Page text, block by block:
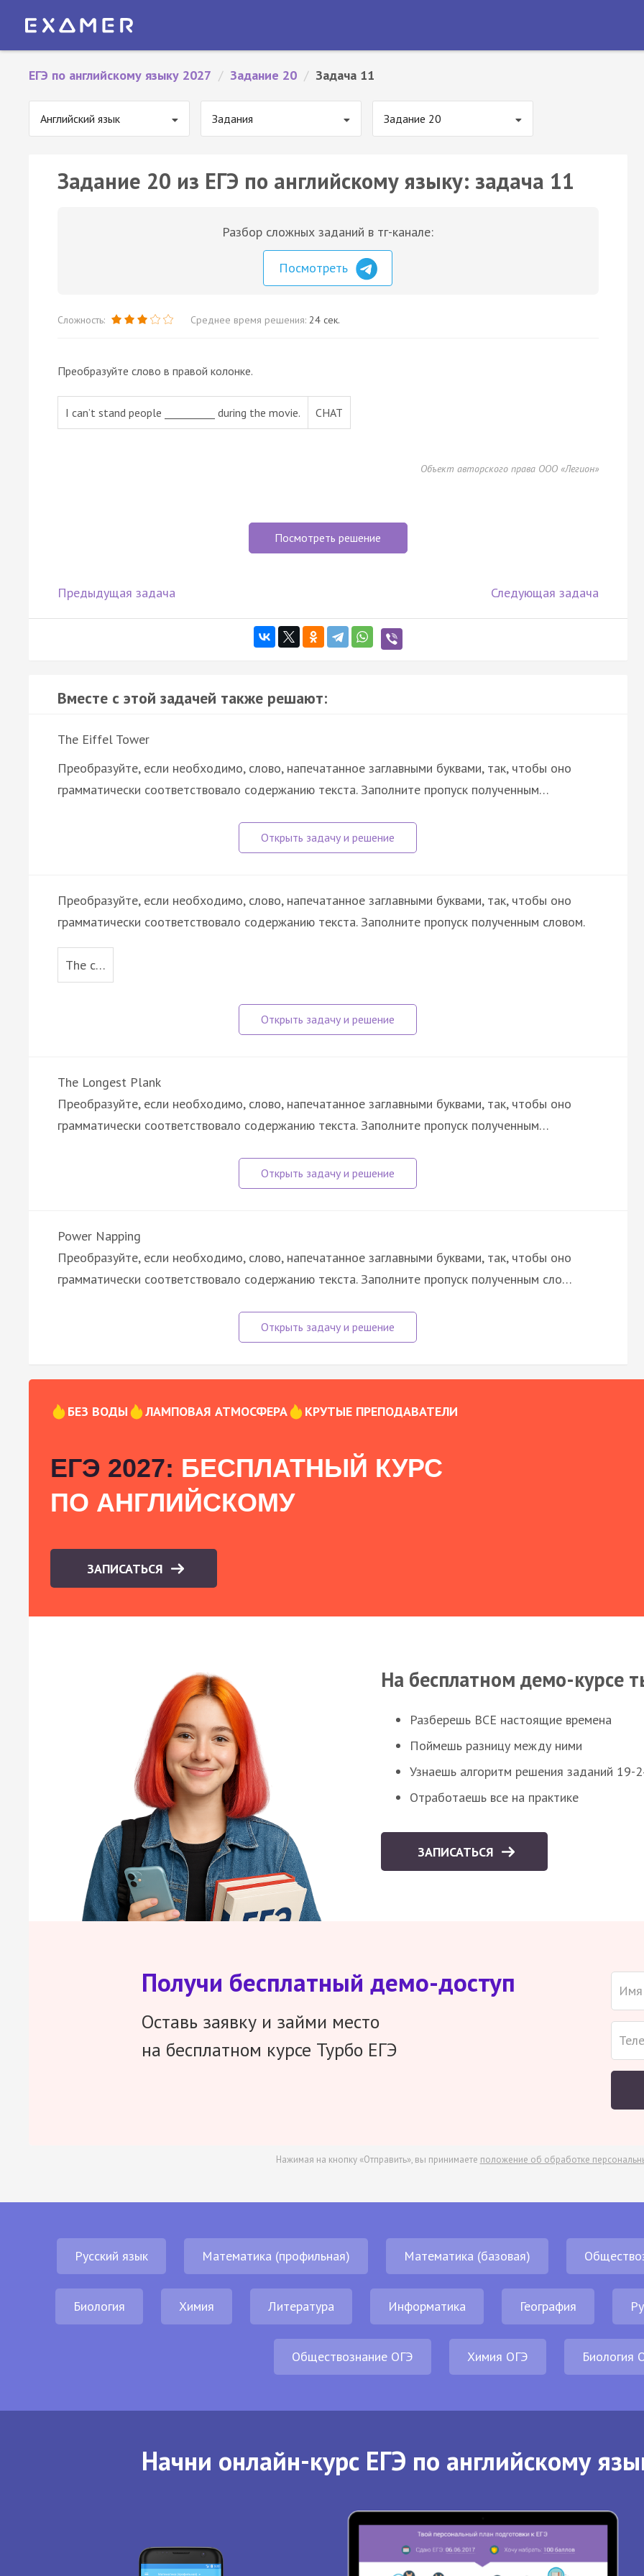
ЕГЭ по английскому языку 2027 / Задание 20 / Задача 11
Английский язык Задания Задание 20
Задание 20 из ЕГЭ по английскому языку: задача 11
Разбор сложных заданий в тг-канале:
Посмотреть
Сложность: Среднее время решения: 24 сек.
Преобразуйте слово в правой колонке.
I can’t stand people __________ during the movie. CHAT
Объект авторского права ООО «Легион»
Посмотреть решение
Предыдущая задача Следующая задача
Вместе с этой задачей также решают:
The Eiffel Tower
Преобразуйте, если необходимо, слово, напечатанное заглавными буквами, так, чтобы оно
грамматически соответствовало содержанию текста. Заполните пропуск полученным…
Преобразуйте, если необходимо, слово, напечатанное заглавными буквами, так, чтобы оно
грамматически соответствовало содержанию текста. Заполните пропуск полученным словом.
The c…
The Longest Plank
Преобразуйте, если необходимо, слово, напечатанное заглавными буквами, так, чтобы оно
грамматически соответствовало содержанию текста. Заполните пропуск полученным…
Power Napping
Преобразуйте, если необходимо, слово, напечатанное заглавными буквами, так, чтобы оно
грамматически соответствовало содержанию текста. Заполните пропуск полученным сло…
БЕЗ ВОДЫ ЛАМПОВАЯ АТМОСФЕРА КРУТЫЕ ПРЕПОДАВАТЕЛИ
ЕГЭ 2027: БЕСПЛАТНЫЙ КУРС
ПО АНГЛИЙСКОМУ
ЗАПИСАТЬСЯ
На бесплатном демо-курсе
Разберешь ВСЕ настоящие времена
Поймешь разницу между ними
Узнаешь алгоритм решения заданий 19-
Отработаешь все на практике
ЗАПИСАТЬСЯ
Получи бесплатный демо-доступ
Оставь заявку и займи место
на бесплатном курсе Турбо ЕГЭ
Нажимая на кнопку «Отправить», вы принимаете положение об обработке
Русский язык Математика (профильная) Математика (базовая)
Биология Химия Литература Информатика География
Обществознание ОГЭ Химия ОГЭ Биология
Начни онлайн-курс ЕГЭ по английскому